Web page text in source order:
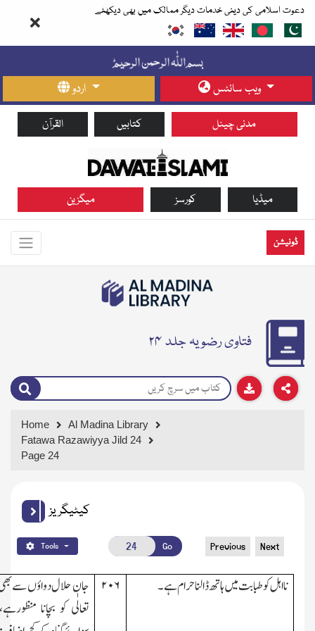
دعوت اسلامی کی دینی خدمات دیگر ممالک میں بھی دیکھئے
اردو ویب سائٹس
القرآن کتابیں مدنی چینل
میگزین کورسز میڈیا
ڈونیشن
فتاوی رضویہ جلد ۲۴
Home
Al Madina Library
Fatawa Razawiyya Jild 24
Page 24
کیٹیگریز
Tools Go Previous Next
نااہل کو طبابت میں ہاتھ ڈالنا حرام ہے۔ ۲۰۶
جان حلال دواؤں سے
تعالٰی کو بچانا منظورہے